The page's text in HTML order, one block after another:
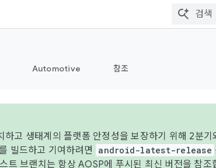
Automotive 참조
고 생태계의 플랫폼 안정성을 보장하기 위해 2분기
빌드하고 기여하려면
android-latest-release
트 브랜치는 항상 AOSP에 푸시된 최신 버전을 참조